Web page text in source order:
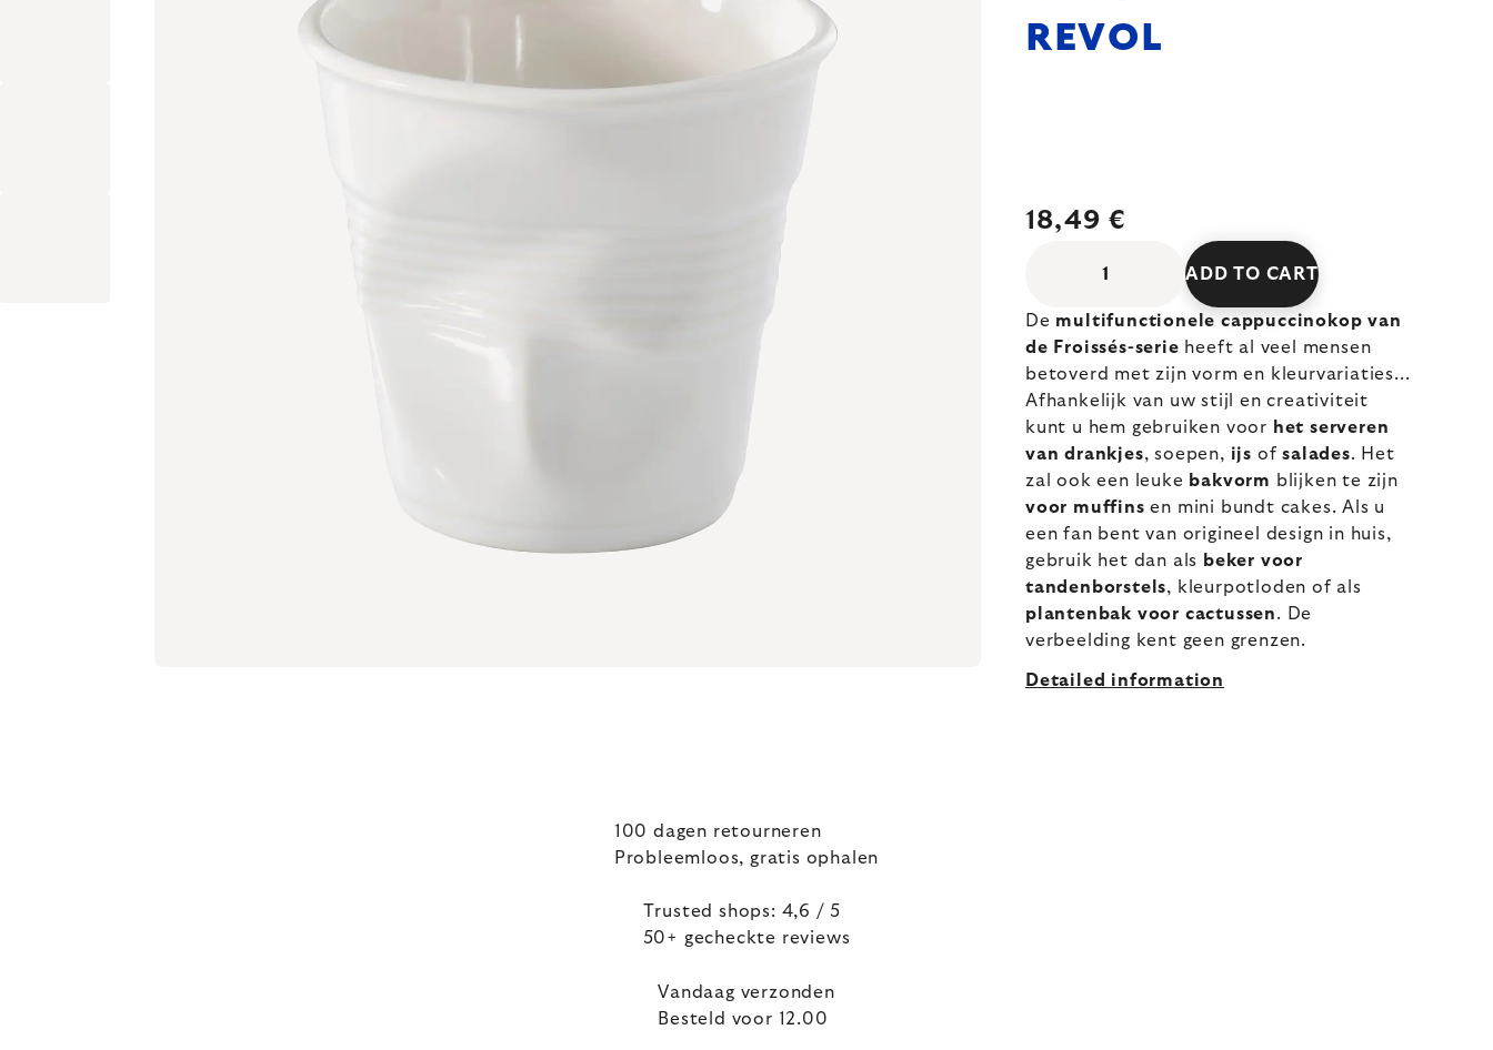
REVOL
18,49 €
ADD TO CART
De multifunctionele cappuccinokop van
de Froissés-serie heeft al veel mensen
betoverd met zijn vorm en kleurvariaties...
Afhankelijk van uw stijl en creativiteit
kunt u hem gebruiken voor het serveren
van drankjes, soepen, ijs ofsalades. Het
zal ook een leuke bakvorm blijken te zijn
voor muffins en mini bundt cakes. Als u
een fan bent van origineel design in huis,
gebruik het dan als
beker voor
tandenborstels, kleurpotloden of als
plantenbak voor cactussen. De
verbeelding kent geen grenzen.
Detailed information
100 dagen retourneren
Probleemloos, gratis ophalen
Trusted shops: 4,6 / 5
50+ gecheckte reviews
Vandaag verzonden
Besteld voor 12.00